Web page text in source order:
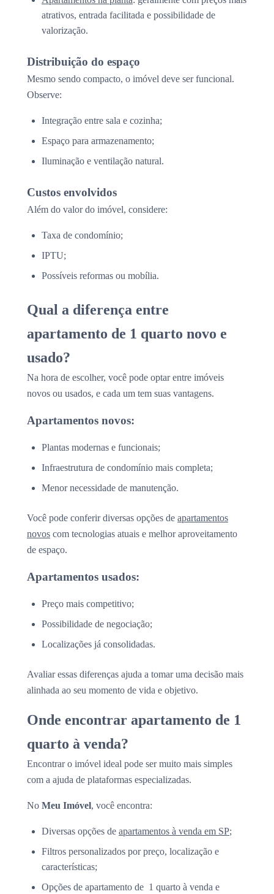
atrativos, entrada facilitada e possibilidade de
valorização.
Distribuição do espaço
Mesmo sendo compacto, o imóvel deve ser funcional.
Observe:
Integração entre sala e cozinha;
Espaço para armazenamento;
Iluminação e ventilação natural.
Custos envolvidos
Além do valor do imóvel, considere:
Taxa de condomínio;
IPTU;
Possíveis reformas ou mobília.
Qual a diferença entre
apartamento de 1 quarto novo e
usado?
Na hora de escolher, você pode optar entre imóveis
novos ou usados, e cada um tem suas vantagens.
Apartamentos novos:
Plantas modernas e funcionais;
Infraestrutura de condomínio mais completa;
Menor necessidade de manutenção.
Você pode conferir diversas opções de apartamentos
novos com tecnologias atuais e melhor aproveitamento
de espaço.
Apartamentos usados:
Preço mais competitivo;
Possibilidade de negociação;
Localizações já consolidadas.
Avaliar essas diferenças ajuda a tomar uma decisão mais
alinhada ao seu momento de vida e objetivo.
Onde encontrar apartamento de 1
quarto à venda?
Encontrar o imóvel ideal pode ser muito mais simples
com a ajuda de plataformas especializadas.
No Meu Imóvel, você encontra:
Diversas opções de apartamentos à venda em SP;
Filtros personalizados por preço, localização e
características;
Opções de apartamento de 1 quarto à venda e